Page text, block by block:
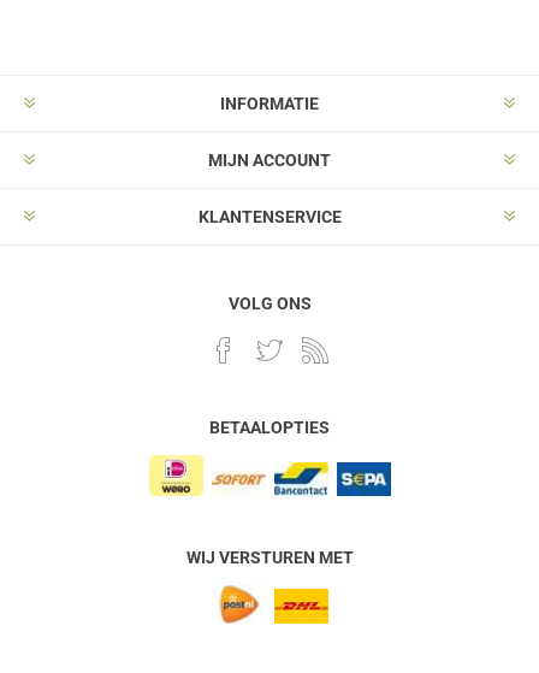
INFORMATIE
MIJN ACCOUNT
KLANTENSERVICE
VOLG ONS
BETAALOPTIES
WIJ VERSTUREN MET